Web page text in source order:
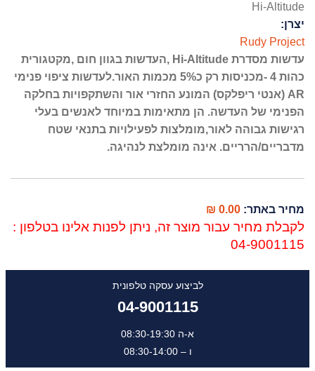
Hi-Altitude
יצרן:
Rudy Project
עדשות מסדרת Hi-Altitude ,העדשות בגוון חום ,מקטגורית
כהות 4 -מכניסות רק כ5% מכמות האור.לעדשות ציפוי פנימי
AR (אנטי ריפלקס) המונע החזרי אור והשתקפויות בחלקה
הפנימי של העדשה. הן מתאימות במיוחד לאנשים בעלי
רגישות גבוהה לאור,מומלצות לפעילויות בתנאי שטח
מדבריים/הרריים. אינה מומלצת לנהיגה.
מחיר באתר:0.00 ₪
לקבלת מחיר עבור מוצר זה, ניתן לפנות אלינו בטלפון :
04-9001115
לביצוע עסקה טלפונית
04-9001115
א-ה 08:30-19:30
ו – 08:30-14:00